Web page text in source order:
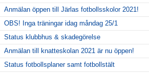
Anmälan öppen till Järlas fotbollsskolor 2021!
OBS! Inga träningar idag måndag 25/1
Status klubbhus & skadegörelse
Anmälan till knatteskolan 2021 är nu öppen!
Status fotbollsplaner samt fotbollstält